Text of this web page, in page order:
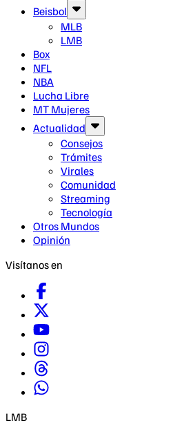
Beisbol
MLB
LMB
Box
NFL
NBA
Lucha Libre
MT Mujeres
Actualidad
Consejos
Trámites
Virales
Comunidad
Streaming
Tecnología
Otros Mundos
Opinión
Visítanos en
LMB